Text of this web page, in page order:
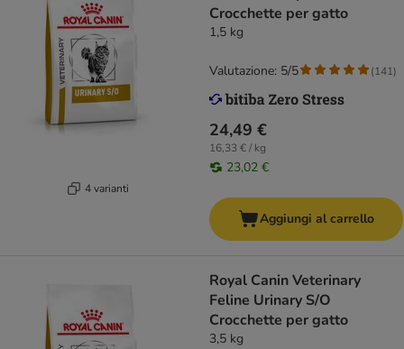
4 varianti
Crocchette per gatto
1,5 kg
24,49 €
16,33 € / kg
23,02 €
Valutazione: 5/5 (141)
Aggiungi al carrello
Royal Canin Veterinary
Feline Urinary S/O
Crocchette per gatto
3,5 kg